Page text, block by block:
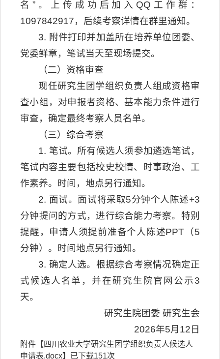
名”。上传成功后加入QQ工作群：
1097842917，后续考察详情在群里通知。
3. 附件打印并加盖所在培养单位团委、
党委鲜章，笔试当天至现场提交。
（二）资格审查
现任研究生团学组织负责人组成资格审
查小组，对申报者资格、基本能力条件进行
审查，确定最终考察人员名单。
（三）综合考察
1. 笔试。所有候选人须参加遴选笔试，
笔试内容主要包括校史校情、时事政治、工
作素养。时间，地点另行通知。
2. 面试。面试将采取5分钟个人陈述+3
分钟提问的方式，进行综合能力考察。特别
提醒，申请人须提前准备个人陈述PPT（5
分钟）。时间地点另行通知。
3. 确定人选。根据综合考察情况确定正
式候选人名单，并在研究生院官网公示3
天。
研究生院团委 研究生会
2026年5月12日
附件【四川农业大学研究生团学组织负责人候选人
申请表.docx】已下载151次